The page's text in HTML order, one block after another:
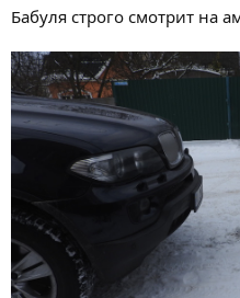
Бабуля строго смотрит на